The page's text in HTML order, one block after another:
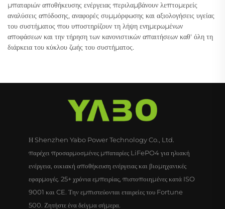
μπαταριών αποθήκευσης ενέργειας περιλαμβάνουν λεπτομερείς
αναλύσεις απόδοσης, αναφορές συμμόρφωσης και αξιολογήσεις υγείας
του συστήματος που υποστηρίζουν τη λήψη ενημερωμένων
αποφάσεων και την τήρηση των κανονιστικών απαιτήσεων καθ' όλη τη
διάρκεια του κύκλου ζωής του συστήματος.
Η Shenzhen Yabo Power Technology Co., Ltd.
παρέχει προσαρμοσμένες μπαταρίες LiFePO4 για ηλιακή
ενέργεια, οικιακή αποθήκευση ενέργειας και βιομηχανικές
εφαρμογές. 25+ χρόνια εμπειρίας, πιστοποιημένες κατά ISO
9001 και CE. Την εμπιστεύονται εταιρείες του Fortune
500. Ζητήστε ένα δείγμα σήμερα.